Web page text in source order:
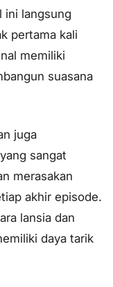
ini langsung
pertama kali
memiliki
suasana
juga
sangat
merasakan
akhir episode.
lansia dan
daya tarik